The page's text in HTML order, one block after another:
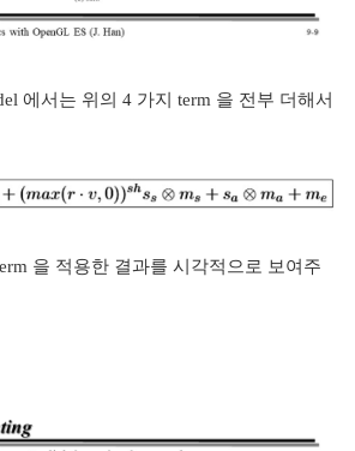
에서는 위의 4 가지 term 을 전부 더해서
을 적용한 결과를 시각적으로 보여주